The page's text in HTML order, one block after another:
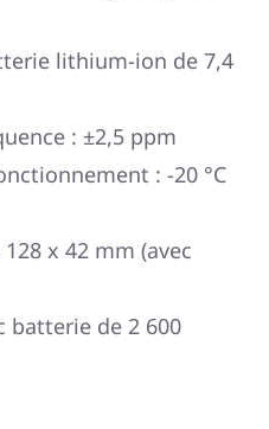
lithium-ion de 7,4
: ±2,5 ppm
: -20 °C
x 42 mm (avec
batterie de 2 600